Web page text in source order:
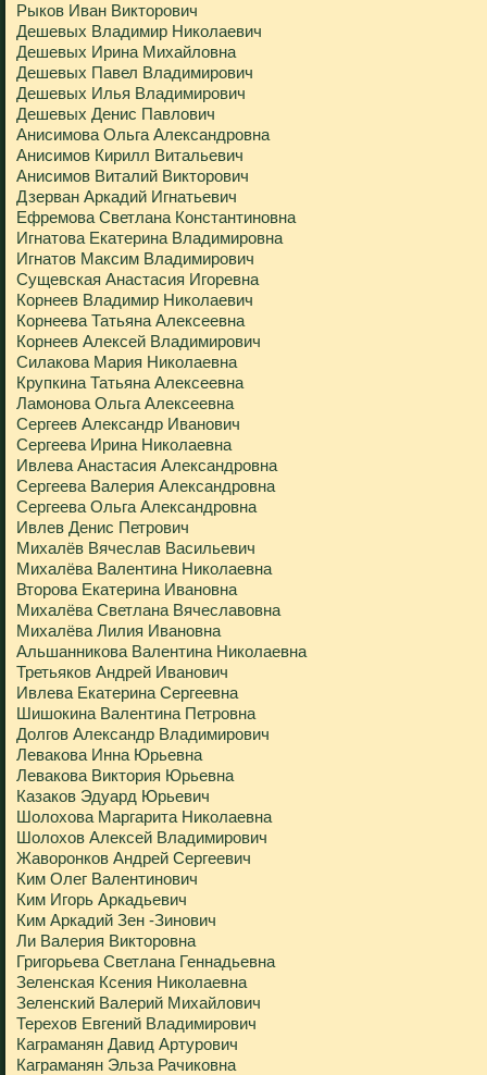
Рыков Иван Викторович
Дешевых Владимир Николаевич
Дешевых Ирина Михайловна
Дешевых Павел Владимирович
Дешевых Илья Владимирович
Дешевых Денис Павлович
Анисимова Ольга Александровна
Анисимов Кирилл Витальевич
Анисимов Виталий Викторович
Дзерван Аркадий Игнатьевич
Ефремова Светлана Константиновна
Игнатова Екатерина Владимировна
Игнатов Максим Владимирович
Сущевская Анастасия Игоревна
Корнеев Владимир Николаевич
Корнеева Татьяна Алексеевна
Корнеев Алексей Владимирович
Силакова Мария Николаевна
Крупкина Татьяна Алексеевна
Ламонова Ольга Алексеевна
Сергеев Александр Иванович
Сергеева Ирина Николаевна
Ивлева Анастасия Александровна
Сергеева Валерия Александровна
Сергеева Ольга Александровна
Ивлев Денис Петрович
Михалёв Вячеслав Васильевич
Михалёва Валентина Николаевна
Второва Екатерина Ивановна
Михалёва Светлана Вячеславовна
Михалёва Лилия Ивановна
Альшанникова Валентина Николаевна
Третьяков Андрей Иванович
Ивлева Екатерина Сергеевна
Шишокина Валентина Петровна
Долгов Александр Владимирович
Левакова Инна Юрьевна
Левакова Виктория Юрьевна
Казаков Эдуард Юрьевич
Шолохова Маргарита Николаевна
Шолохов Алексей Владимирович
Жаворонков Андрей Сергеевич
Ким Олег Валентинович
Ким Игорь Аркадьевич
Ким Аркадий Зен -Зинович
Ли Валерия Викторовна
Григорьева Светлана Геннадьевна
Зеленская Ксения Николаевна
Зеленский Валерий Михайлович
Терехов Евгений Владимирович
Каграманян Давид Артурович
Каграманян Эльза Рачиковна